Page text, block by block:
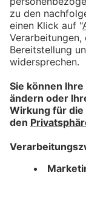
Co KG
6481 St.
Tel.:
Email.: